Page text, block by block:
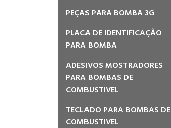
PEÇAS PARA BOMBA 3G
PLACA DE IDENTIFICAÇÃO
PARA BOMBA
ADESIVOS MOSTRADORES
PARA BOMBAS DE
COMBUSTIVEL
TECLADO PARA BOMBAS DE
COMBUSTIVEL